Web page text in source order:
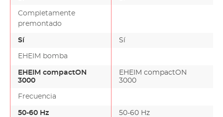
Completamente
premontado
Sí Sí
EHEIM bomba
EHEIM compactON
3000
EHEIM compactON
3000
Frecuencia
50-60 Hz 50-60 Hz